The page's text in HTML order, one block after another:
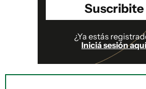
Suscribite
¿Ya estás
Iniciá sesión aquí